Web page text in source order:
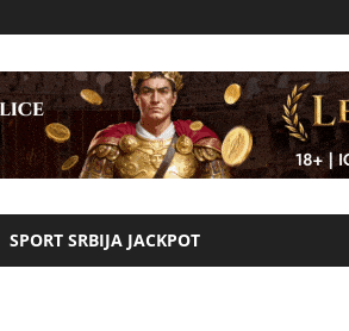
SPORT SRBIJA JACKPOT